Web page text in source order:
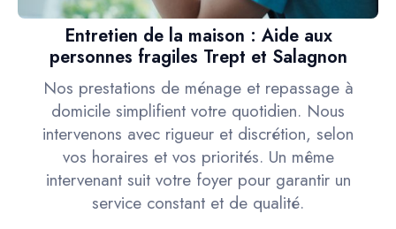
Entretien de la maison : Aide aux
personnes fragiles Trept et Salagnon
Nos prestations de ménage et repassage à
domicile simplifient votre quotidien. Nous
intervenons avec rigueur et discrétion, selon
vos horaires et vos priorités. Un même
intervenant suit votre foyer pour garantir un
service constant et de qualité.